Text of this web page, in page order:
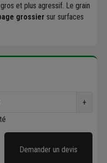
et plus agressif. Le grain
grossier sur surfaces
+
Demander un devis